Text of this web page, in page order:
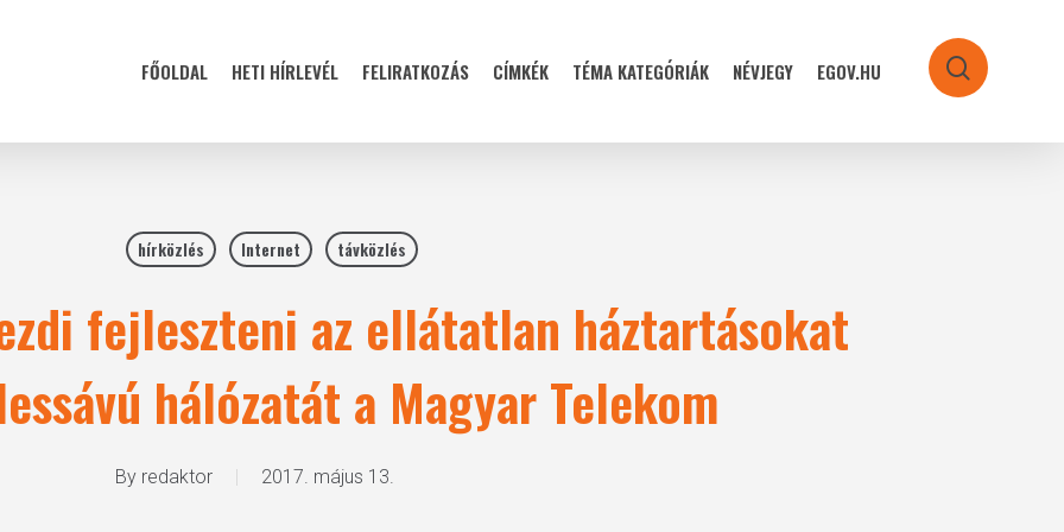
FŐOLDAL HETI HÍRLEVÉL FELIRATKOZÁS CÍMKÉK TÉMA KATEGÓRIÁK NÉVJEGY EGOV.HU search
hírközlés Internet távközlés
fejleszteni az ellátatlan háztartásokat
hálózatát a Magyar Telekom
By redaktor 2017. május 13.